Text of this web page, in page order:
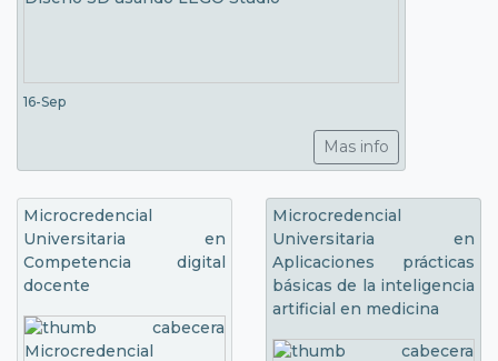
16-Sep
Mas info
Microcredencial
Universitaria en
Competencia digital
docente
Microcredencial
Universitaria en
Aplicaciones prácticas
básicas de la inteligencia
artificial en medicina